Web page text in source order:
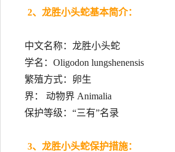
2、龙胜小头蛇基本简介：
中文名称：龙胜小头蛇
学名：Oligodon lungshenensis
繁殖方式：卵生
界： 动物界 Animalia
保护等级：“三有”名录
3、龙胜小头蛇保护措施：